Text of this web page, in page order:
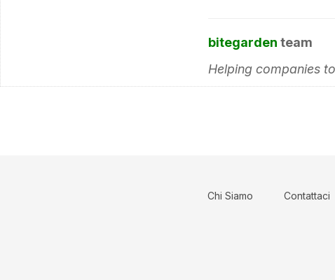
bitegarden team
Helping companies
Chi Siamo Contattaci